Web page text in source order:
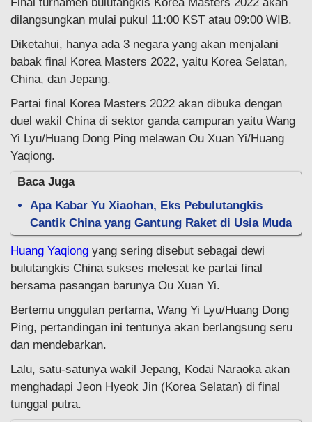
dilangsungkan mulai pukul 11:00 KST atau 09:00 WIB.
Diketahui, hanya ada 3 negara yang akan menjalani
babak final Korea Masters 2022, yaitu Korea Selatan,
China, dan Jepang.
Partai final Korea Masters 2022 akan dibuka dengan
duel wakil China di sektor ganda campuran yaitu Wang
Yi Lyu/Huang Dong Ping melawan Ou Xuan Yi/Huang
Yaqiong.
Baca Juga
Apa Kabar Yu Xiaohan, Eks Pebulutangkis
Cantik China yang Gantung Raket di Usia Muda
Huang Yaqiong yang sering disebut sebagai dewi
bulutangkis China sukses melesat ke partai final
bersama pasangan barunya Ou Xuan Yi.
Bertemu unggulan pertama, Wang Yi Lyu/Huang Dong
Ping, pertandingan ini tentunya akan berlangsung seru
dan mendebarkan.
Lalu, satu-satunya wakil Jepang, Kodai Naraoka akan
menghadapi Jeon Hyeok Jin (Korea Selatan) di final
tunggal putra.